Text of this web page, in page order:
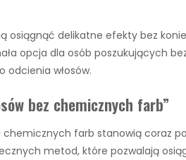
osiągnąć delikatne efekty bez
opcja dla osób poszukujących
odcienia włosów.
bez chemicznych farb”
chemicznych farb stanowią coraz
metod, które pozwalają